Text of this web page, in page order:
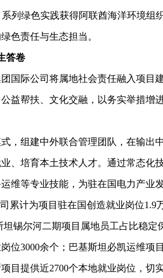
列绿色实践获得阿联酋海洋环境组
色责任与生态担当。
答卷
国际公司将属地社会责任融入项目
益帮扶、文化交融，以务实举措增
，组建中外联合管理团队，在输出
、培育本土技术人才。通过常态化
维等专业技能，为驻在国电力产业
累计为项目驻在国创造就业岗位1.9
锡尔河二期项目属地员工占比稳定
位3000余个；巴基斯坦必凯运维项
目提供近2700个本地就业岗位，切